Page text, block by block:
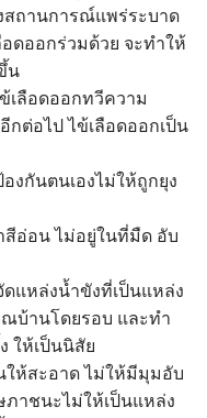
ทศบาลตำบลปัว
ระจำปีงบประมาณ 2561
ถานการณ์แพร่ระบาด
ดออกร่วมด้วย จะทำให้
น
เลือดออกทวีความ
กต่อไป ไข้เลือดออกเป็น
งกันตนเองไม่ให้ถูกยุง
สีอ่อน ไม่อยู่ในที่มืด อับ
ดแหล่งน้ำขังที่เป็นแหล่ง
ณบ้านโดยรอบ และทำ
ให้เป็นนิสัย
ให้สะอาด ไม่ให้มีมุมอับ
ภาชนะไม่ให้เป็นแหล่ง